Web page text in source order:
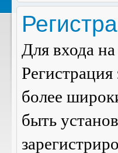
Для входа
более
быть